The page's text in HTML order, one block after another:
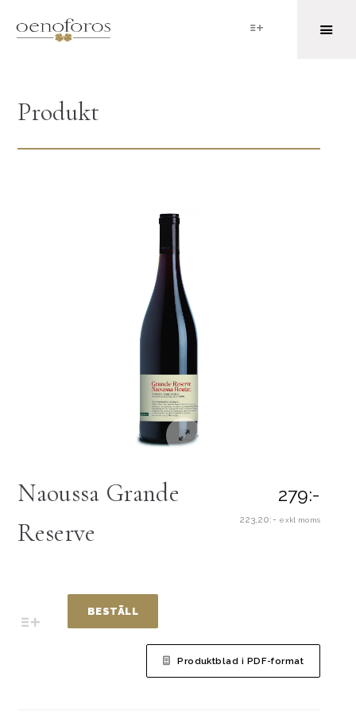
Produkt
Naoussa Grande
Reserve
279:-
223,20:- exkl moms
BESTÄLL
Produktblad i PDF-format